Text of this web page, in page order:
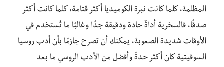
المظلمة، كلما كانت نبرة الكوميديا أكثر قتامة، كلما كانت أكثر
صدقًا، فالسخرية أداةٌ حادة ودقيقة جدًا وغالبًا ما تُستخدم في
الأوقات شديدة الصعوبة، يمكنك أن تصرح جازمًا بأن أدب روسيا
السوفيتية كان أكثر حدةً وأفضل من الأدب الروسي ما بعد